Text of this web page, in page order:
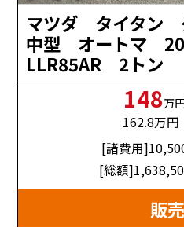
マツダ タイタン
中型 オートマ
LLR85AR 2トン
148万
162.8万円
[諸費用
[総額
販